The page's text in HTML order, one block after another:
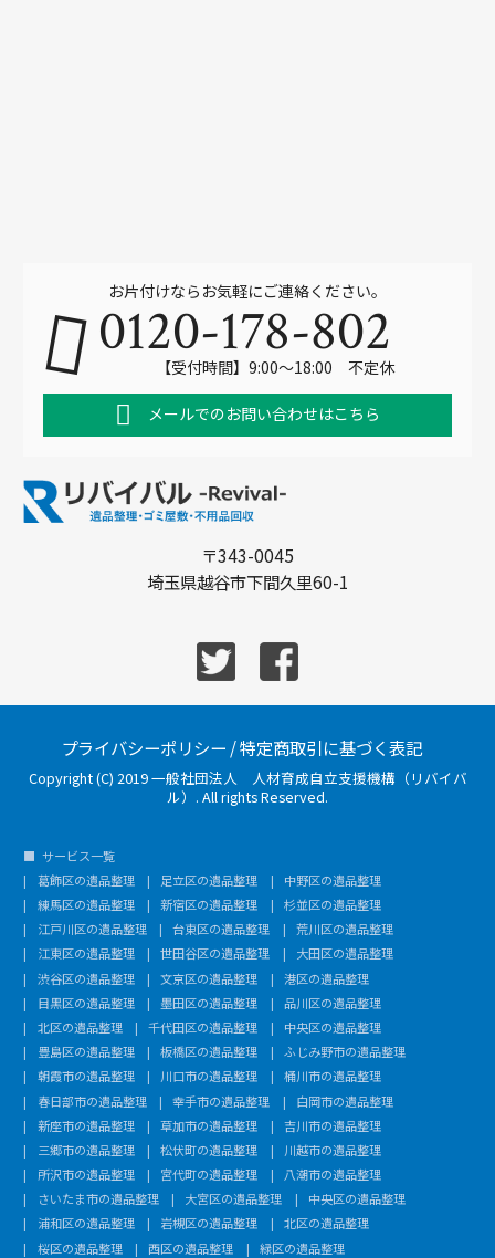
〒343-0045
埼玉県越谷市下間久里60-1
お片付けならお気軽にご連絡ください。
0120-178-802
【受付時間】9:00～18:00 不定休
メールでのお問い合わせはこちら
プライバシーポリシー /特定商取引に基づく表記
Copyright (C) 2019 一般社団法人 人材育成自立支援機構（リバイバ
ル）. All rights Reserved.
サービス一覧
葛飾区の遺品整理
足立区の遺品整理
中野区の遺品整理
練馬区の遺品整理
新宿区の遺品整理
杉並区の遺品整理
江戸川区の遺品整理
台東区の遺品整理
荒川区の遺品整理
江東区の遺品整理
世田谷区の遺品整理
大田区の遺品整理
渋谷区の遺品整理
文京区の遺品整理
港区の遺品整理
目黒区の遺品整理
墨田区の遺品整理
品川区の遺品整理
北区の遺品整理
千代田区の遺品整理
中央区の遺品整理
豊島区の遺品整理
板橋区の遺品整理
ふじみ野市の遺品整理
朝霞市の遺品整理
川口市の遺品整理
桶川市の遺品整理
春日部市の遺品整理
幸手市の遺品整理
白岡市の遺品整理
新座市の遺品整理
草加市の遺品整理
吉川市の遺品整理
三郷市の遺品整理
松伏町の遺品整理
川越市の遺品整理
所沢市の遺品整理
宮代町の遺品整理
八潮市の遺品整理
さいたま市の遺品整理
大宮区の遺品整理
中央区の遺品整理
浦和区の遺品整理
岩槻区の遺品整理
北区の遺品整理
桜区の遺品整理
西区の遺品整理
緑区の遺品整理